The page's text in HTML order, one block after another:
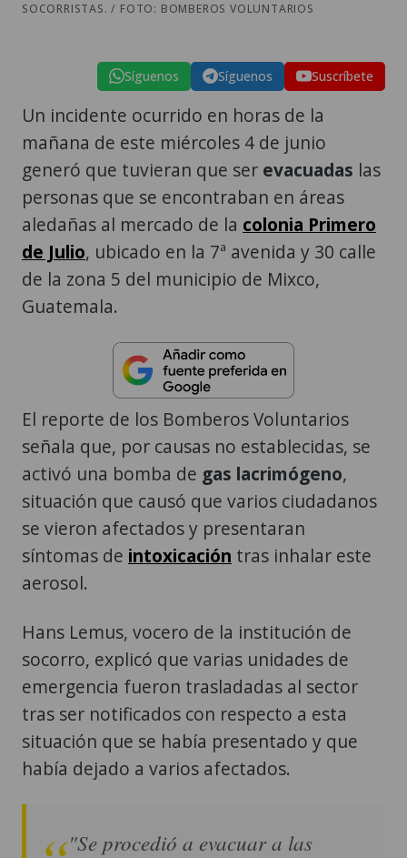
SOCORRISTAS. / FOTO: BOMBEROS VOLUNTARIOS
Síguenos Síguenos Suscríbete
Un incidente ocurrido en horas de la
mañana de este miércoles 4 de junio
generó que tuvieran que ser evacuadas las
personas que se encontraban en áreas
aledañas al mercado de la colonia Primero
de Julio, ubicado en la 7ª avenida y 30 calle
de la zona 5 del municipio de Mixco,
Guatemala.
El reporte de los Bomberos Voluntarios
señala que, por causas no establecidas, se
activó una bomba de gas lacrimógeno,
situación que causó que varios ciudadanos
se vieron afectados y presentaran
síntomas de intoxicación tras inhalar este
aerosol.
Hans Lemus, vocero de la institución de
socorro, explicó que varias unidades de
emergencia fueron trasladadas al sector
tras ser notificados con respecto a esta
situación que se había presentado y que
había dejado a varios afectados.
"Se procedió a evacuar a las